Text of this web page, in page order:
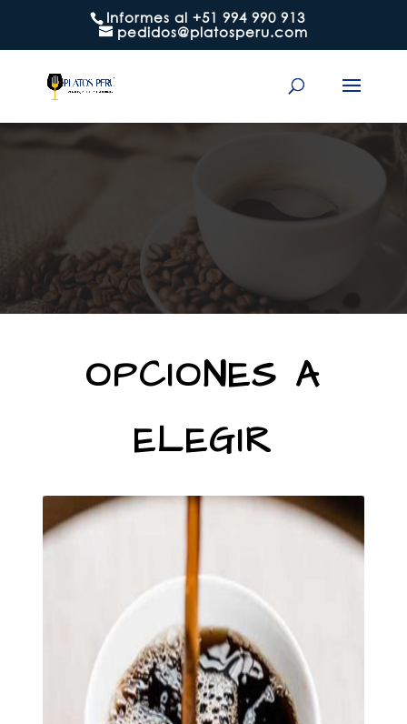
Informes al +51 994 990 913
pedidos@platosperu.com
OPCIONES A
ELEGIR